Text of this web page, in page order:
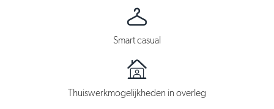
Smart casual
Thuiswerkmogelijkheden in overleg